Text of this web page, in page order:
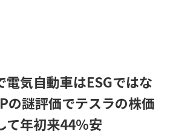
電気自動車はESGではな
の謎評価でテスラの株価
て年初来44％安